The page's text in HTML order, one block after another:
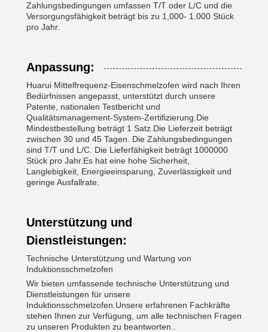
Zahlungsbedingungen umfassen T/T oder L/C und die
Versorgungsfähigkeit beträgt bis zu 1,000- 1.000 Stück
pro Jahr.
Anpassung:
Huarui Mittelfrequenz-Eisenschmelzofen wird nach Ihren
Bedürfnissen angepasst, unterstützt durch unsere
Patente, nationalen Testbericht und
Qualitätsmanagement-System-Zertifizierung.Die
Mindestbestellung beträgt 1 Satz.Die Lieferzeit beträgt
zwischen 30 und 45 Tagen. Die Zahlungsbedingungen
sind T/T und L/C. Die Lieferfähigkeit beträgt 1000000
Stück pro Jahr.Es hat eine hohe Sicherheit,
Langlebigkeit, Energieeinsparung, Zuverlässigkeit und
geringe Ausfallrate.
Unterstützung und
Dienstleistungen:
Technische Unterstützung und Wartung von
Induktionsschmelzofen
Wir bieten umfassende technische Unterstützung und
Dienstleistungen für unsere
Induktionsschmelzofen.Unsere erfahrenen Fachkräfte
stehen Ihnen zur Verfügung, um alle technischen Fragen
zu unseren Produkten zu beantworten..